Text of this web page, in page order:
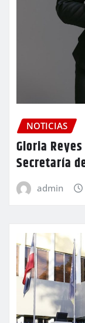
NOTICIAS
Gloria
Secretaría
admin